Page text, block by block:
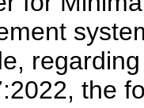
the